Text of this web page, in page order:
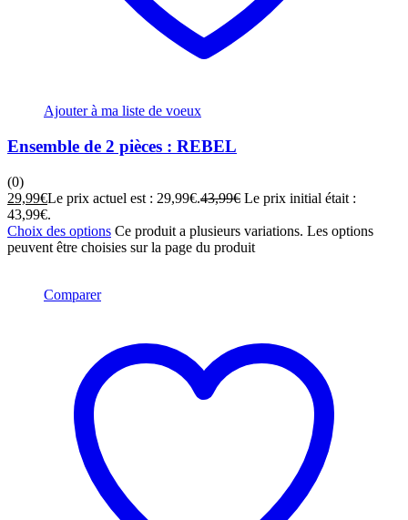
Ajouter à ma liste de voeux
Ensemble de 2 pièces : REBEL
(0)
29,99€Le prix actuel est : 29,99€.43,99€ Le prix initial était :
43,99€.
Choix des options Ce produit a plusieurs variations. Les options
peuvent être choisies sur la page du produit
Comparer